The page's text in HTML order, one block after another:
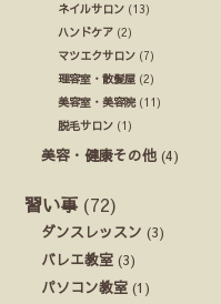
ネイルサロン (13)
ハンドケア (2)
マツエクサロン (7)
理容室・散髪屋 (2)
美容室・美容院(11)
脱毛サロン (1)
美容・健康その他 (4)
習い事 (72)
ダンスレッスン (3)
バレエ教室 (3)
パソコン教室 (1)